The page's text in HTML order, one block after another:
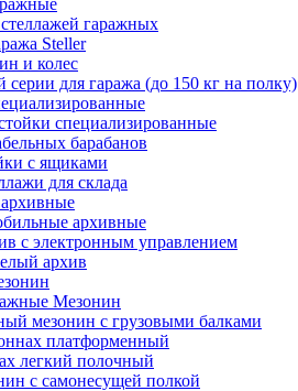
гаражных
Steller
и колес
серии для гаража (до 150 кг на полку)
специализированные
барабанов
с ящиками
для склада
архивные
с электронным управлением
архив
Мезонин
мезонин с грузовыми балками
платформенный
легкий полочный
с самонесущей полкой